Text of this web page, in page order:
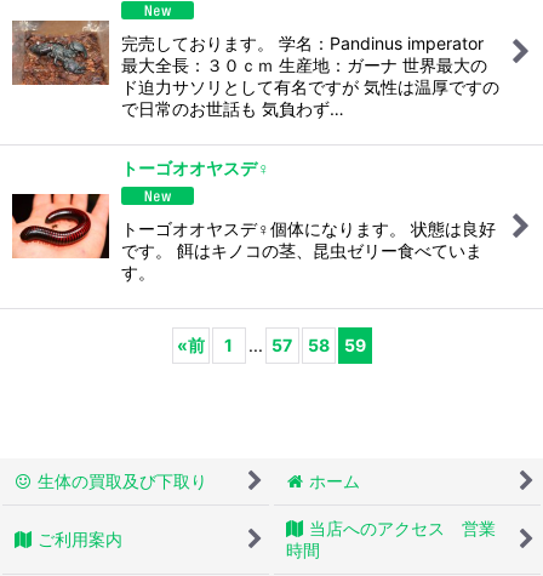
完売しております。 学名：Pandinus imperator
最大全長：３０ｃｍ 生産地：ガーナ 世界最大の
ド迫力サソリとして有名ですが 気性は温厚ですの
で日常のお世話も 気負わず…
トーゴオオヤスデ♀
トーゴオオヤスデ♀個体になります。 状態は良好
です。 餌はキノコの茎、昆虫ゼリー食べていま
す。
«前 1 ... 57 58 59
生体の買取及び下取り ホーム
ご利用案内
当店へのアクセス 営業
時間